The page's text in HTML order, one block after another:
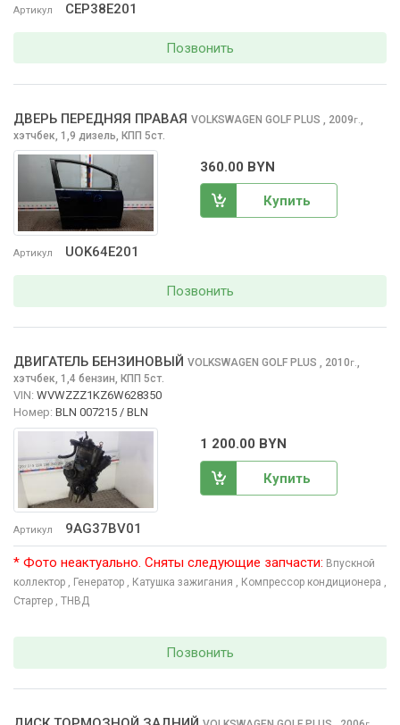
Артикул CEP38E201
Позвонить
Артикул UOK64E201
ДВЕРЬ ПЕРЕДНЯЯ ПРАВАЯ VOLKSWAGEN GOLF PLUS , 2009г.,
хэтчбек, 1,9 дизель, КПП 5ст.
360.00 BYN
Купить
Позвонить
Артикул 9AG37BV01
ДВИГАТЕЛЬ БЕНЗИНОВЫЙ VOLKSWAGEN GOLF PLUS , 2010г.,
хэтчбек, 1,4 бензин, КПП 5ст.
VIN: WVWZZZ1KZ6W628350
Номер: BLN 007215 / BLN
1 200.00 BYN
Купить
* Фото неактуально. Сняты следующие запчасти: Впускной
коллектор , Генератор , Катушка зажигания , Компрессор кондиционера ,
Стартер , ТНВД
Позвонить